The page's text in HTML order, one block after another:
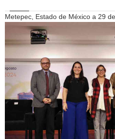
Metepec, Estado de México a 29